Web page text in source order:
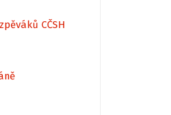
CČSH